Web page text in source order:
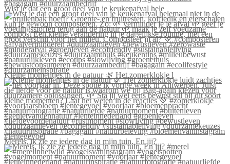
Wist je dat een groot deel van je keukenafval hele
Kleine momentjes in de natuur 🌿 Het zomerklokje l
Merels, ik zie ze iedere dag in mijn tuin. En jij?